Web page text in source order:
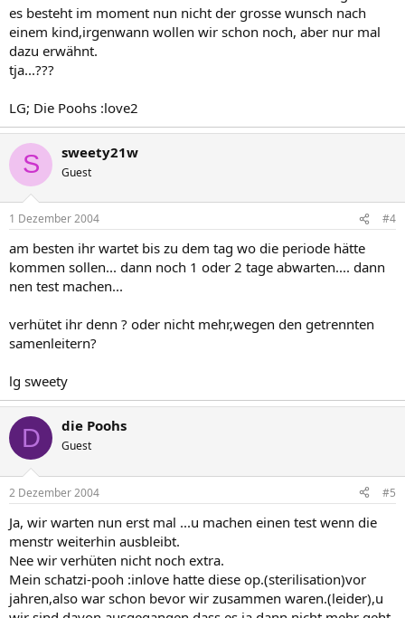
es besteht im moment nun nicht der grosse wunsch nach
einem kind,irgenwann wollen wir schon noch, aber nur mal
dazu erwähnt.
tja...???
LG; Die Poohs :love2
S sweety21w
Guest
1 Dezember 2004 #4
am besten ihr wartet bis zu dem tag wo die periode hätte
kommen sollen... dann noch 1 oder 2 tage abwarten.... dann
nen test machen...
verhütet ihr denn ? oder nicht mehr,wegen den getrennten
samenleitern?
lg sweety
D die Poohs
Guest
2 Dezember 2004 #5
Ja, wir warten nun erst mal ...u machen einen test wenn die
menstr weiterhin ausbleibt.
Nee wir verhüten nicht noch extra.
Mein schatzi-pooh :inlove hatte diese op.(sterilisation)vor
jahren,also war schon bevor wir zusammen waren.(leider),u